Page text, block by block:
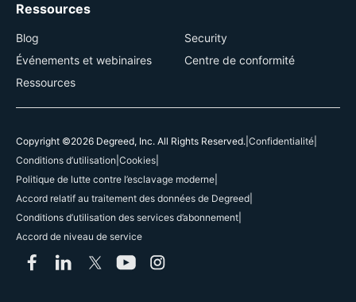
Ressources
Blog
Événements et webinaires
Ressources
Security
Centre de conformité
Copyright ©2026 Degreed, Inc. All Rights Reserved. Confidentialité
Conditions d’utilisation Cookies
Politique de lutte contre l’esclavage moderne
Accord relatif au traitement des données de Degreed
Conditions d’utilisation des services d’abonnement
Accord de niveau de service